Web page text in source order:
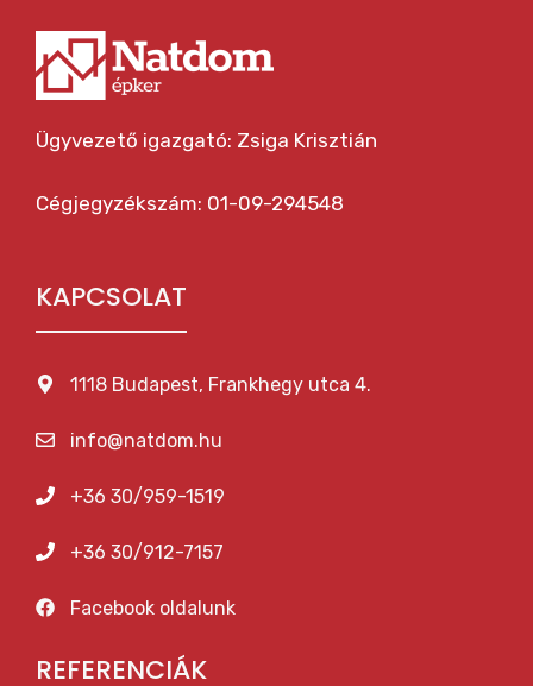
Ügyvezető igazgató: Zsiga Krisztián
Cégjegyzékszám: 01-09-294548
KAPCSOLAT
1118 Budapest, Frankhegy utca 4.
info@natdom.hu
+36 30/959-1519
+36 30/912-7157
Facebook oldalunk
REFERENCIÁK